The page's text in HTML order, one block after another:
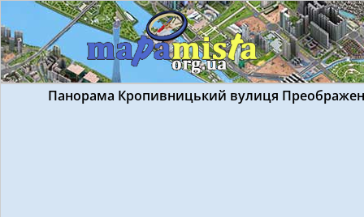
Панорама Кропивницький вулиця